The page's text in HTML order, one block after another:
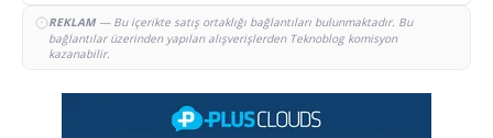
REKLAM— Bu içerikte satış ortaklığı bağlantıları bulunmaktadır. Bu
bağlantılar üzerinden yapılan alışverişlerden Teknoblog komisyon
kazanabilir.